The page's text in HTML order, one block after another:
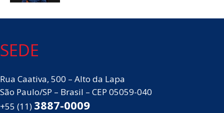
SEDE
Rua Caativa, 500 – Alto da Lapa
São Paulo/SP – Brasil – CEP 05059-040
+55 (11) 3887-0009